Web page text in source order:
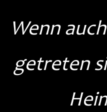
Wenn
getreten